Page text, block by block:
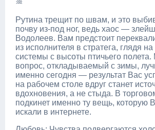
♒
Рутина трещит по швам, и это
почву из-под ног, ведь хаос —
Водолеев. Вам предстоит
из исполнителя в стратега, глядя
системы с высоты птичьего
вопрос, откладываемый с зимы,
именно сегодня — результат Вас
на рабочем столе вдруг станет
вдохновения, а не стыда. В
подкинет именно ту вещь, которую
искали в интернете.